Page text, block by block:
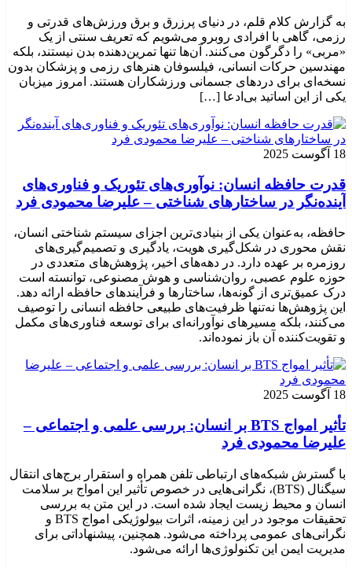
به گزارش کلام قلم، در دنیای پرزرق و برق ورزش‌های قدرتی و
رزمی، گاهی با افرادی روبرو می‌شویم که تعریف سنتی از یک
«مربی» را دگرگون می‌کنند. آن‌ها تنها تمرین‌دهنده بدن نیستند، بلکه
مهندسین حرکات انسانی، فیلسوفان هنرهای رزمی و پزشکان بدون
نسخه‌ای برای دردهای جسمانی ورزشکاران هستند. امروز میزبان
یکی از این اساتید بی‌ادعا […]
18 آگوست 2025
قدرت حافظه انسان: نوآوری‌های تئوریک و فناوری‌های
آینده‌نگر در ساختارهای شناختی – علیرضا محمودی فرد
حافظه، به‌عنوان یکی از بنیادی‌ترین اجزای سیستم شناختی انسان،
نقش محوری در شکل‌گیری هویت، یادگیری و تصمیم‌گیری‌های
روزمره بر عهده دارد. در دهه‌های اخیر، پژوهش‌های متعددی در
حوزه علوم عصبی، روان‌شناسی و هوش مصنوعی، توانسته‌ است
درک عمیق‌تری از گونه‌ها، ساختارها و فرآیندهای حافظه ارائه دهد.
این پژوهش‌ها نه‌تنها ظرفیت‌های طبیعی حافظه انسانی را توصیف
می‌کنند، بلکه مسیرهای نوآورانه‌ای برای توسعه فناوری‌های مکمل
و تقویت‌کننده آن باز نموده‌اند.
18 آگوست 2025
تأثیر امواج BTS بر انسان: بررسی علمی و اجتماعی –
علیرضا محمودی فرد
با گسترش شبکه‌های ارتباطی تلفن همراه و استقرار برج‌های انتقال
سیگنال (BTS)، نگرانی‌هایی در خصوص تأثیر این امواج بر سلامت
انسان و محیط زیست ایجاد شده است. در این متن به بررسی
تحقیقات موجود در این زمینه، اثرات بیولوژیکی امواج BTS و
نگرانی‌های عمومی پرداخته می‌شود. همچنین، پیشنهاداتی برای
مدیریت ایمن این تکنولوژی‌ها ارائه می‌شود.